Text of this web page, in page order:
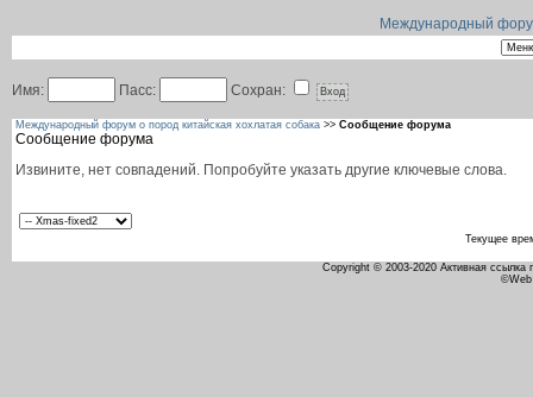
Международный
Имя: Пасс: Сохран:
Международный форум о пород китайская хохлатая собака >> Сообщение форума
Сообщение форума
Извините, нет совпадений. Попробуйте указать другие ключевые слова.
Текущее
Copyright © 2003-2020 Активная ссылка